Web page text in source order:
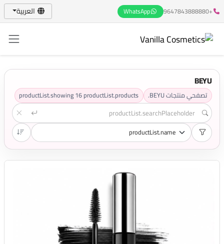
+9647843888880
WhatsApp العربية
BEYU
تصفحي منتجات BEYU. productList.showing16productList.products